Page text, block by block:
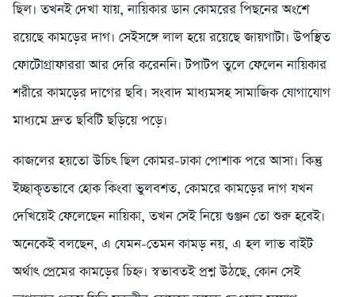
ছিল। তখনই দেখা যায়, নায়িকার ডান কোমরের পিছনের অংশে
রয়েছে কামড়ের দাগ। সেইসঙ্গে লাল হয়ে রয়েছে জায়গাটা। উপস্থিত
ফোটোগ্রাফাররা আর দেরি করেননি। টপাটপ তুলে ফেলেন নায়িকার
শরীরে কামড়ের দাগের ছবি। সংবাদ মাধ্যমসহ সামাজিক যোগাযোগ
মাধ্যমে দ্রুত ছবিটি ছড়িয়ে পড়ে।
কাজলের হয়তো উচিৎ ছিল কোমর-ঢাকা পোশাক পরে আসা। কিন্তু
ইচ্ছাকৃতভাবে হোক কিংবা ভুলবশত, কোমরে কামড়ের দাগ যখন
দেখিয়েই ফেলেছেন নায়িকা, তখন সেই নিয়ে গুঞ্জন তো শুরু হবেই।
অনেকেই বলছেন, এ যেমন-তেমন কামড় নয়, এ হল লাভ বাইট
অর্থাৎ প্রেমের কামড়ের চিহ্ন। স্বভাবতই প্রশ্ন উঠছে, কোন সেই